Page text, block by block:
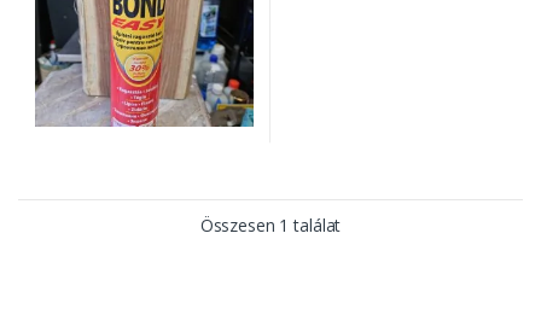
Összesen 1 találat